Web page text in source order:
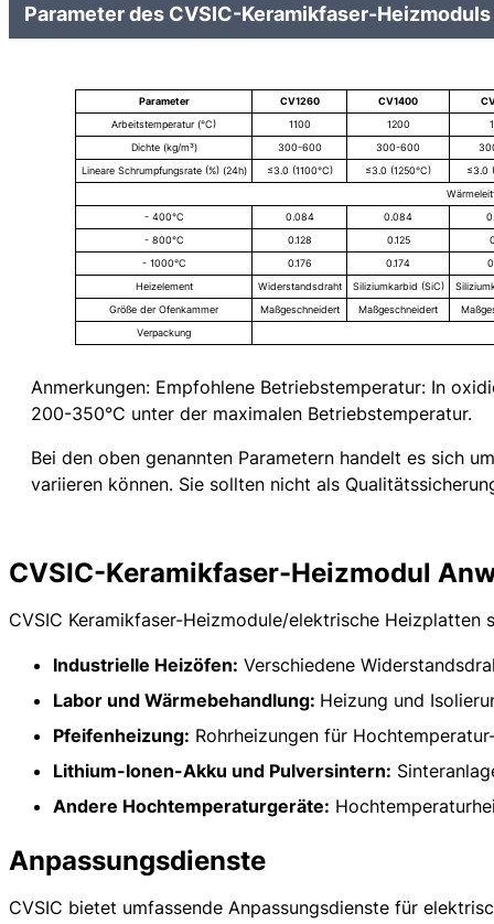
Parameter des CVSIC-Keramikfaser-Heizmoduls
Parameter CV1260 CV1400
Arbeitstemperatur (°C) 1100 1200
Dichte (kg/m³) 300-600 300-600
Lineare Schrumpfungsrate (%) (24h) ≤3.0 (1100°C) ≤3.0 (1250°C) ≤3.0
- 400°C 0.084 0.084
- 800°C 0.128 0.125
- 1000°C 0.176 0.174
Heizelement Widerstandsdraht Siliziumkarbid (SiC)
Größe der Ofenkammer Maßgeschneidert Maßgeschneidert
Verpackung
Anmerkungen: Empfohlene Betriebstemperatur: In
200-350°C unter der maximalen Betriebstemperatur.
Bei den oben genannten Parametern handelt es sich
variieren können. Sie sollten nicht als
CVSIC-Keramikfaser-Heizmodul
CVSIC Keramikfaser-Heizmodule/elektrische
Industrielle Heizöfen: Verschiedene
Labor und Wärmebehandlung: Heizung und
Pfeifenheizung: Rohrheizungen für
Lithium-Ionen-Akku und Pulversintern:
Andere Hochtemperaturgeräte:
Anpassungsdienste
CVSIC bietet umfassende Anpassungsdienste für